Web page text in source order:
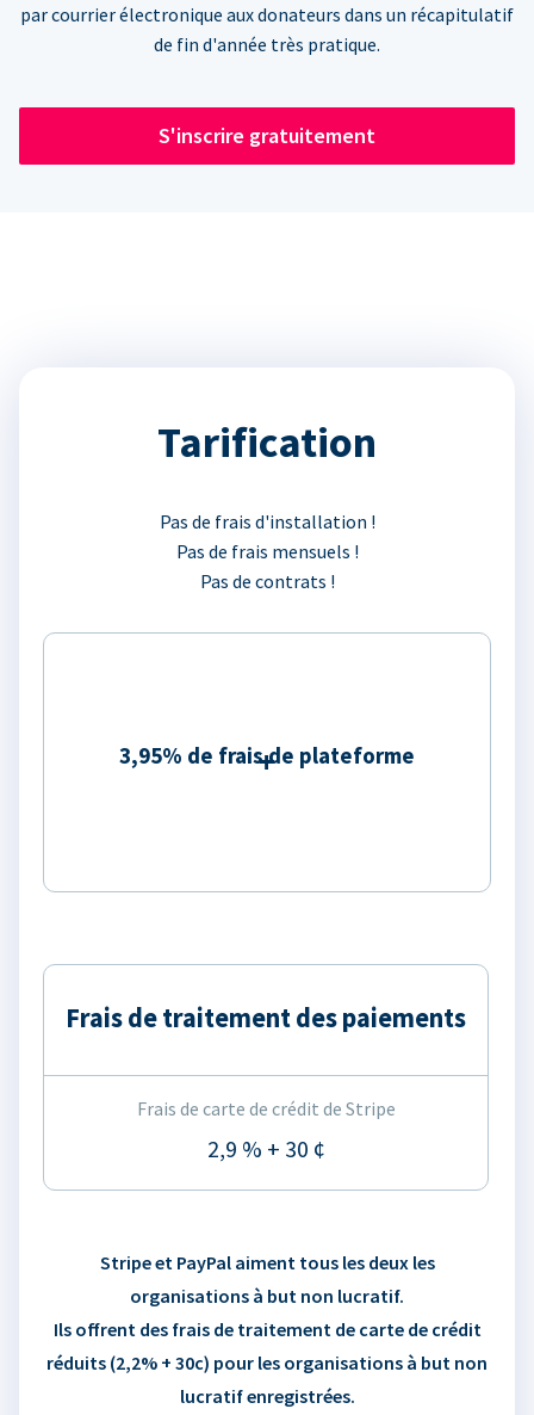
par courrier électronique aux donateurs dans un récapitulatif
de fin d'année très pratique.
S'inscrire gratuitement
Tarification
Pas de frais d'installation !
Pas de frais mensuels !
Pas de contrats !
3,95% de frais de plateforme
Frais de traitement des paiements
Frais de carte de crédit de Stripe
2,9 % + 30 ¢
Stripe et PayPal aiment tous les deux les
organisations à but non lucratif.
Ils offrent des frais de traitement de carte de crédit
réduits (2,2% + 30c) pour les organisations à but non
lucratif enregistrées.